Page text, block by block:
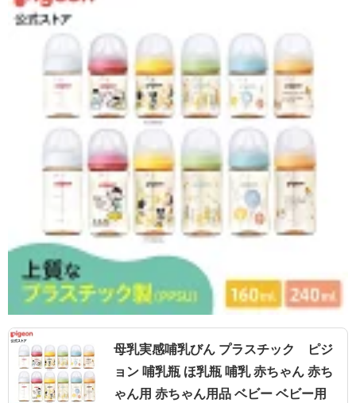
母乳実感哺乳びん プラスチック ピジ
ョン 哺乳瓶 ほ乳瓶 哺乳 赤ちゃん 赤ち
ゃん用 赤ちゃん用品 ベビー ベビー用